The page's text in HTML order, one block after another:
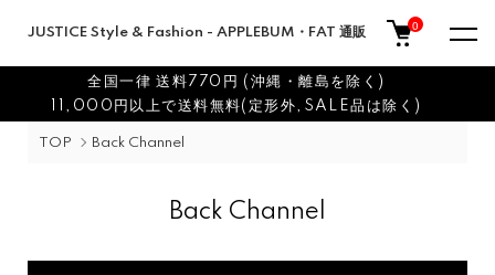
JUSTICE Style & Fashion - APPLEBUM・FAT 通販 0
全国一律 送料770円 (沖縄・離島を除く)
11,000円以上で送料無料(定形外,SALE品は除く)
TOP Back Channel
Back Channel